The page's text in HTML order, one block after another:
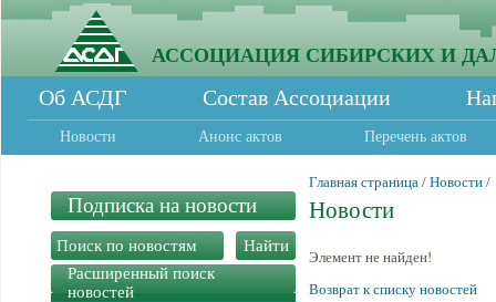
АССОЦИАЦИЯ СИБИРСКИХ И
Об АСДГ Состав Ассоциации
Новости Анонс актов Перечень актов
Подписка на новости
Расширенный поиск
новостей
Главная страница / Новости /
Новости
Элемент не найден!
Возврат к списку новостей